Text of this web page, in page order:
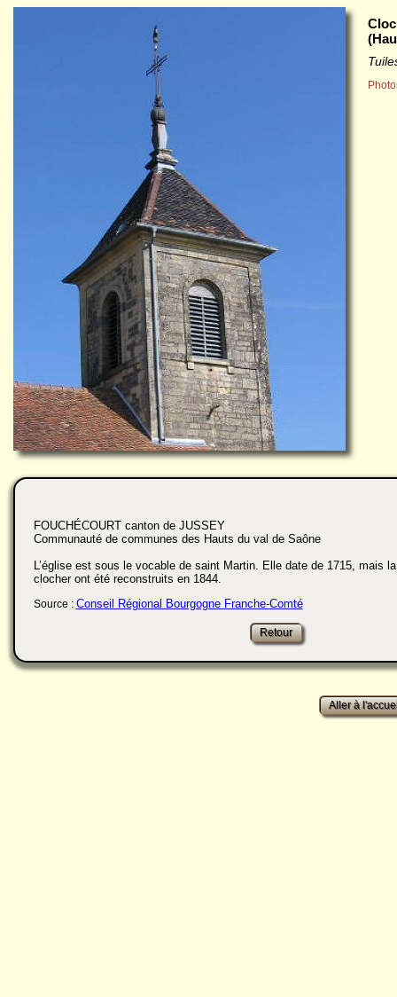
FOUCHÉCOURT canton de JUSSEY
Communauté de communes des Hauts du val de Saône
L’église est sous le vocable de saint Martin. Elle date de 1715, mais
clocher ont été reconstruits en 1844.
Source : Conseil Régional Bourgogne Franche-Comté